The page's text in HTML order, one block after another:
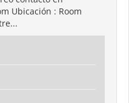
Ubicación : Room